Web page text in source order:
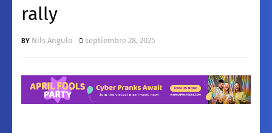
rally
Nils Angulo septiembre 28, 2025